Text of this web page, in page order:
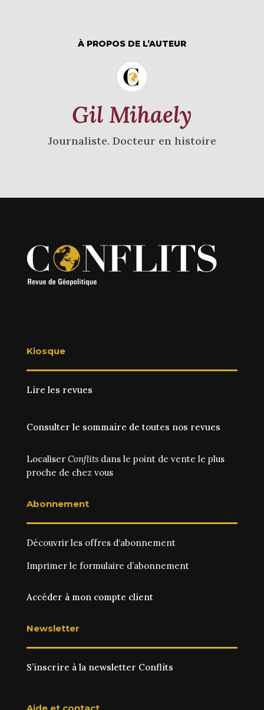
À PROPOS DE L’AUTEUR
Gil Mihaely
Journaliste. Docteur en histoire
Kiosque
Lire les revues
Consulter le sommaire de toutes nos revues
Localiser Conflitsdans le point de vente le plus
proche de chez vous
Abonnement
Découvrir les offres d‘abonnement
Imprimer le formulaire d’abonnement
Accéder à mon compte client
Newsletter
S’inscrire à la newsletter Conflits